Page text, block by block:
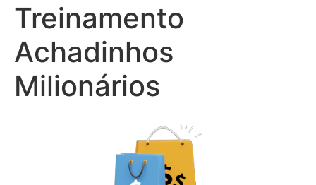
Treinamento
Achadinhos
Milionários